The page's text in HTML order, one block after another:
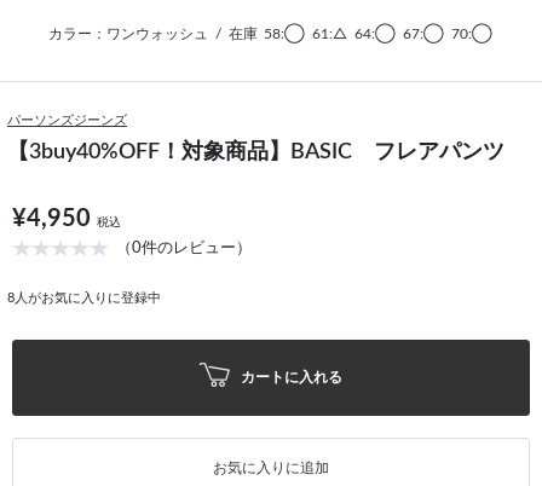
カラー：ワンウォッシュ / 在庫 58:◯ 61:△ 64:◯ 67:◯ 70:◯
パーソンズジーンズ
【3buy40%OFF！対象商品】BASIC フレアパンツ
¥4,950 税込
（0件のレビュー）
8 人がお気に入りに登録中
カートに入れる
お気に入りに追加